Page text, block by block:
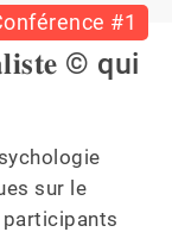
#1
© qui
sur le
participants